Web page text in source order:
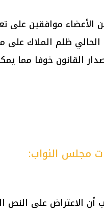
موافقين على
ظلم الملاك على
القانون خوفا مما
مجلس النواب:
الاعتراض على النص